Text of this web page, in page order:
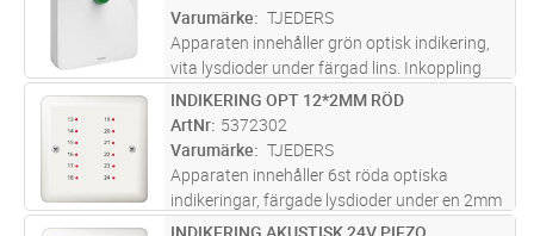
För infällt montage i ru
Varumärke
TJEDERS
Apparaten innehåller grön optisk indikering,
vita lysdioder under färgad lins. Inkoppling
sker på skruvplint med trådskydd. För infällt
montage i rund apparatdosa c/c 60mm eller
utanpåliggande i vägg
ST Lägg i kundvagn
INDIKERING OPT 12*2MM RÖD
ArtNr 5372302
Varumärke
TJEDERS
Apparaten innehåller 6st röda optiska
indikeringar, färgade lysdioder under en 2mm
ljusledare i locket. Tryck på locket: Numrering